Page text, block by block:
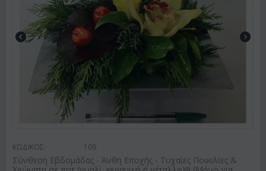
ΚΩΔΙΚΟΣ: 109
Σύνθεση Εβδομάδας - Άνθη Εποχής - Τυχαίες Ποικιλίες &